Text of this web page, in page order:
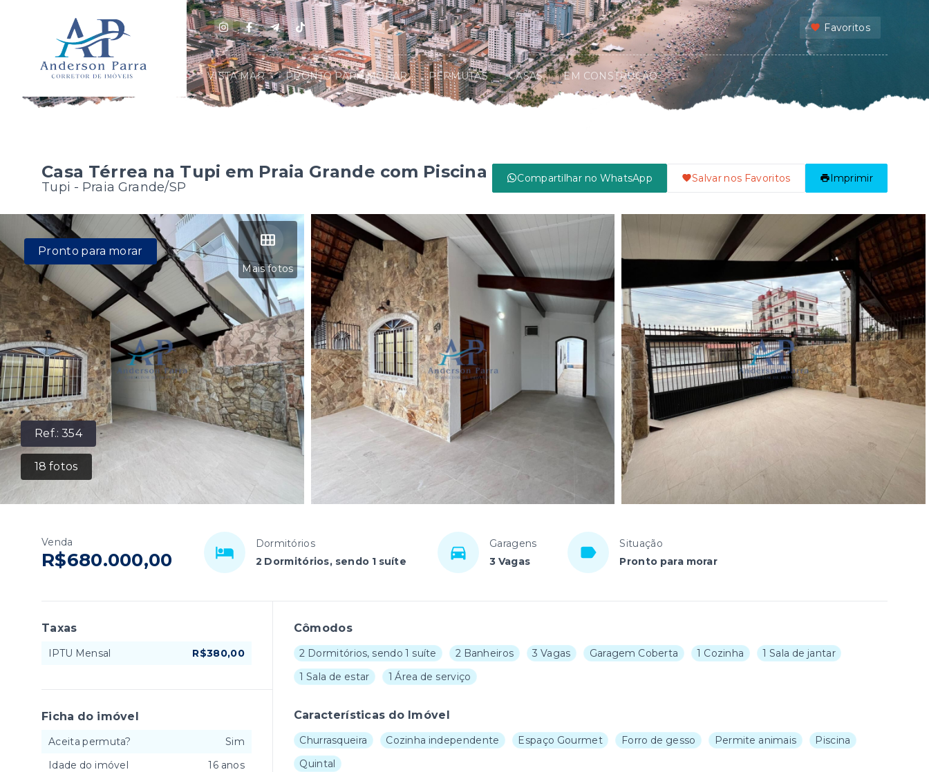
Favoritos
VISTA MAR PRONTO PARA MORAR PERMUTAS CASAS EM CONSTRUÇÃO
Casa Térrea na Tupi em Praia Grande com Piscina
Tupi - Praia Grande/SP
Compartilhar no WhatsApp Salvar nos Favoritos Imprimir
Ref.:354
18 fotos
Mais fotos
Pronto para morar
Venda
R$680.000,00
Dormitórios
2 Dormitórios, sendo 1 suíte
Garagens
3 Vagas
Situação
Pronto para morar
Cômodos
2 Dormitórios, sendo 1 suíte 2 Banheiros 3 Vagas Garagem Coberta 1 Cozinha
1 Sala de jantar
1 Sala de estar
1 Área de serviço
Características do Imóvel
Churrasqueira Cozinha independente Espaço Gourmet Forro de gesso Permite animais
Piscina
Quintal
Taxas
IPTU Mensal R$380,00
Ficha do imóvel
Aceita permuta?
Sim
Idade do imóvel
16 anos